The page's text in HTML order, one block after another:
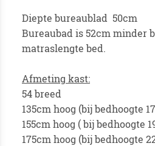
Diepte bureaublad 50cm
Bureaubad is 52cm minder
matraslengte bed.
Afmeting kast:
54 breed
135cm hoog (bij bedhoogte
155cm hoog ( bij bedhoogte
175cm hoog (bij bedhoogte